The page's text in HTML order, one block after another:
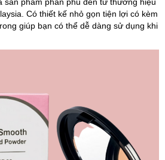
Có thiết kế nhỏ gọn tiện lợi có kèm
giúp bạn có thể dễ dàng sử dụng khi